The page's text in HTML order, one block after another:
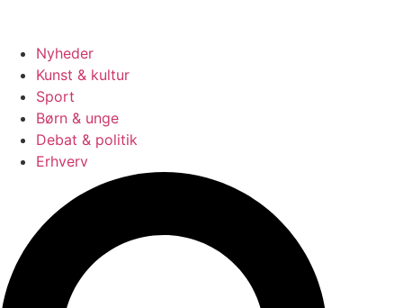
Nyheder
Kunst & kultur
Sport
Børn & unge
Debat & politik
Erhverv